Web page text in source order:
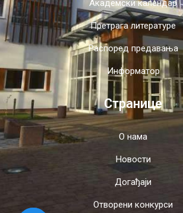
Академски календар
Претрага литературе
Распоред предавања
Информатор
Странице
О нама
Новости
Догађаји
Отворени конкурси